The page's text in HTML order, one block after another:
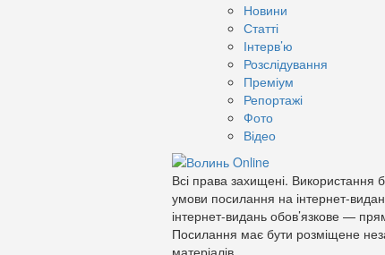
Новини
Статті
Інтерв’ю
Розслідування
Преміум
Репортажі
Фото
Відео
Всі права захищені. Використання
умови посилання на інтернет-
інтернет-видань обов’язкове —
Посилання має бути розміщене